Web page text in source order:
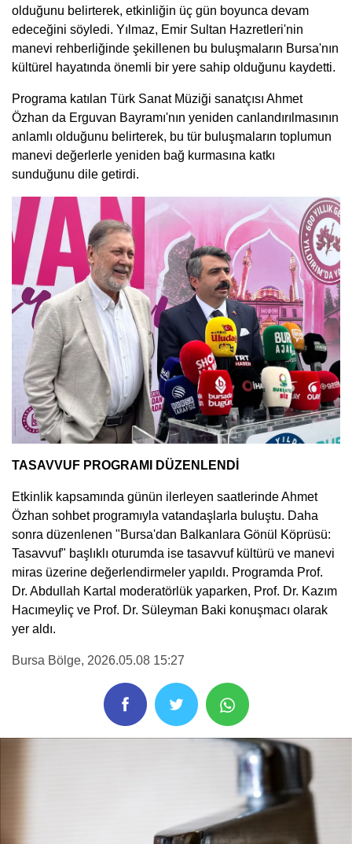
olduğunu belirterek, etkinliğin üç gün boyunca devam
edeceğini söyledi. Yılmaz, Emir Sultan Hazretleri'nin
manevi rehberliğinde şekillenen bu buluşmaların Bursa'nın
kültürel hayatında önemli bir yere sahip olduğunu kaydetti.
Programa katılan Türk Sanat Müziği sanatçısı Ahmet
Özhan da Erguvan Bayramı'nın yeniden canlandırılmasının
anlamlı olduğunu belirterek, bu tür buluşmaların toplumun
manevi değerlerle yeniden bağ kurmasına katkı
sunduğunu dile getirdi.
TASAVVUF PROGRAMI DÜZENLENDİ
Etkinlik kapsamında günün ilerleyen saatlerinde Ahmet
Özhan sohbet programıyla vatandaşlarla buluştu. Daha
sonra düzenlenen "Bursa'dan Balkanlara Gönül Köprüsü:
Tasavvuf" başlıklı oturumda ise tasavvuf kültürü ve manevi
miras üzerine değerlendirmeler yapıldı. Programda Prof.
Dr. Abdullah Kartal moderatörlük yaparken, Prof. Dr. Kazım
Hacımeyliç ve Prof. Dr. Süleyman Baki konuşmacı olarak
yer aldı.
Bursa Bölge, 2026.05.08 15:27